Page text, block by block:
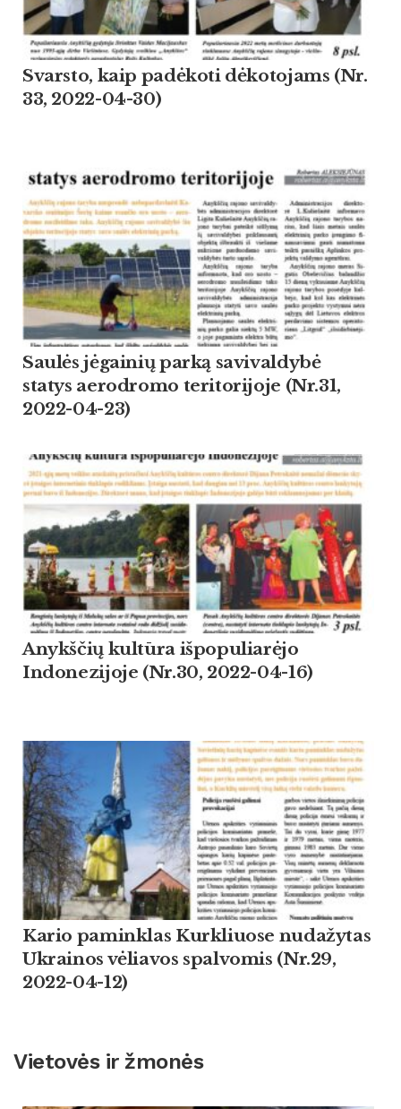
Svarsto, kaip padėkoti dėkotojams (Nr.
33, 2022-04-30)
Saulės jėgainių parką savivaldybė
statys aerodromo teritorijoje (Nr.31,
2022-04-23)
Anykščių kultūra išpopuliarėjo
Indonezijoje (Nr.30, 2022-04-16)
Kario paminklas Kurkliuose nudažytas
Ukrainos vėliavos spalvomis (Nr.29,
2022-04-12)
Vietovės ir žmonės